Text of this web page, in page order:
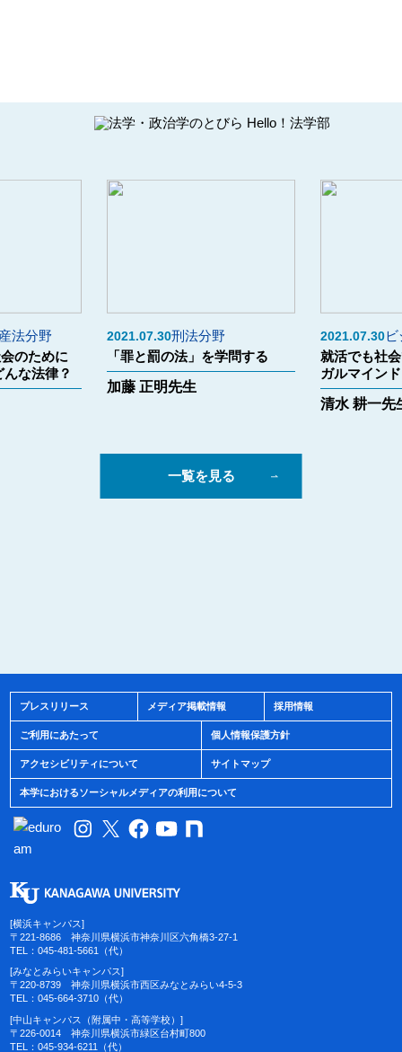
法分野
のために
な法律？
2021.07.30刑法分野
「罪と罰の法」を学問する
加藤 正明先生
2021.07.30
就活でも社
ガルマイン
清水 耕一先
一覧を見る
プレスリリース メディア掲載情報 採用情報
ご利用にあたって 個人情報保護方針
アクセシビリティについて サイトマップ
本学におけるソーシャルメディアの利用について
[横浜キャンパス]
〒221-8686 神奈川県横浜市神奈川区六角橋3-27-1
TEL：045-481-5661（代）
[みなとみらいキャンパス]
〒220-8739 神奈川県横浜市西区みなとみらい4-5-3
TEL：045-664-3710（代）
[中山キャンパス（附属中・高等学校）]
〒226-0014 神奈川県横浜市緑区台村町800
TEL：045-934-6211（代）